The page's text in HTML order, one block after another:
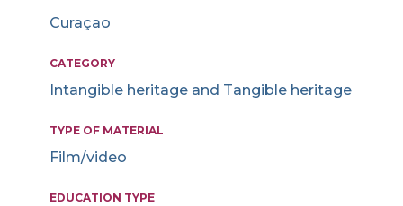
Curaçao
CATEGORY
Intangible heritage and Tangible heritage
TYPE OF MATERIAL
Film/video
EDUCATION TYPE